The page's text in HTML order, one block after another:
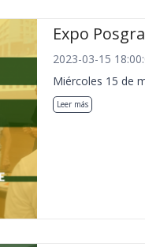
Expo
2023-03-15
Miércoles 15 de
Leer más